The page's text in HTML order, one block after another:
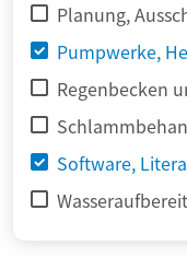
Planung,
Pumpwerke,
Regenbecken
Software,